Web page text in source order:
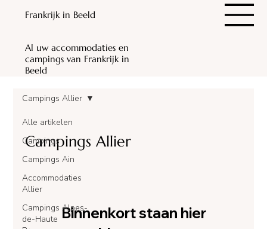
Frankrijk in Beeld
Al uw accommodaties en
campings van Frankrijk in
Beeld
Alle artikelen
Campings
Campings Ain
Accommodaties
Allier
Campings Alpes-
de-Haute
Campings Allier
Campings Allier
Binnenkort staan hier